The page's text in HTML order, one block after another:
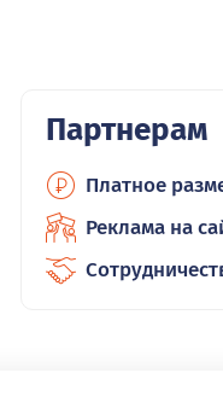
Партнерам
Платное
Реклама на